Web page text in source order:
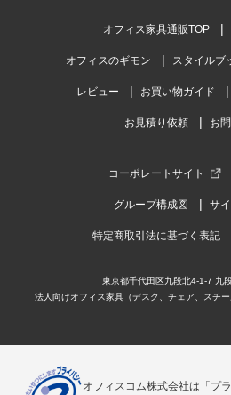
オフィス家具通販TOP
オフィスのギモン スタイルブ
レビュー お買い物ガイド
お見積り依頼 お
コーポレートサイト
グループ構成図 サ
特定商取引法に基づく表記
東京都千代田区九段北4-1-7 九
法人向けオフィス家具（デスク、チェア、スチ
オフィスコム株式会社は「プ